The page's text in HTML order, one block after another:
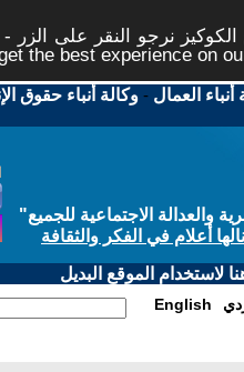
نرجو النقر على
the best experience on
أنباء العمال -وكالة أنباء حقوق
الاجتماعية للجميع"
أعلام في الفكر والثقافة
لاستخدام الموقع البديل
English